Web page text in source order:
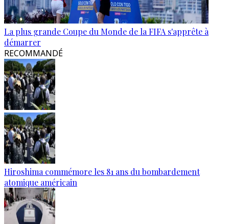
La plus grande Coupe du Monde de la FIFA s'apprête à
démarrer
RECOMMANDÉ
Hiroshima commémore les 81 ans du bombardement
atomique américain